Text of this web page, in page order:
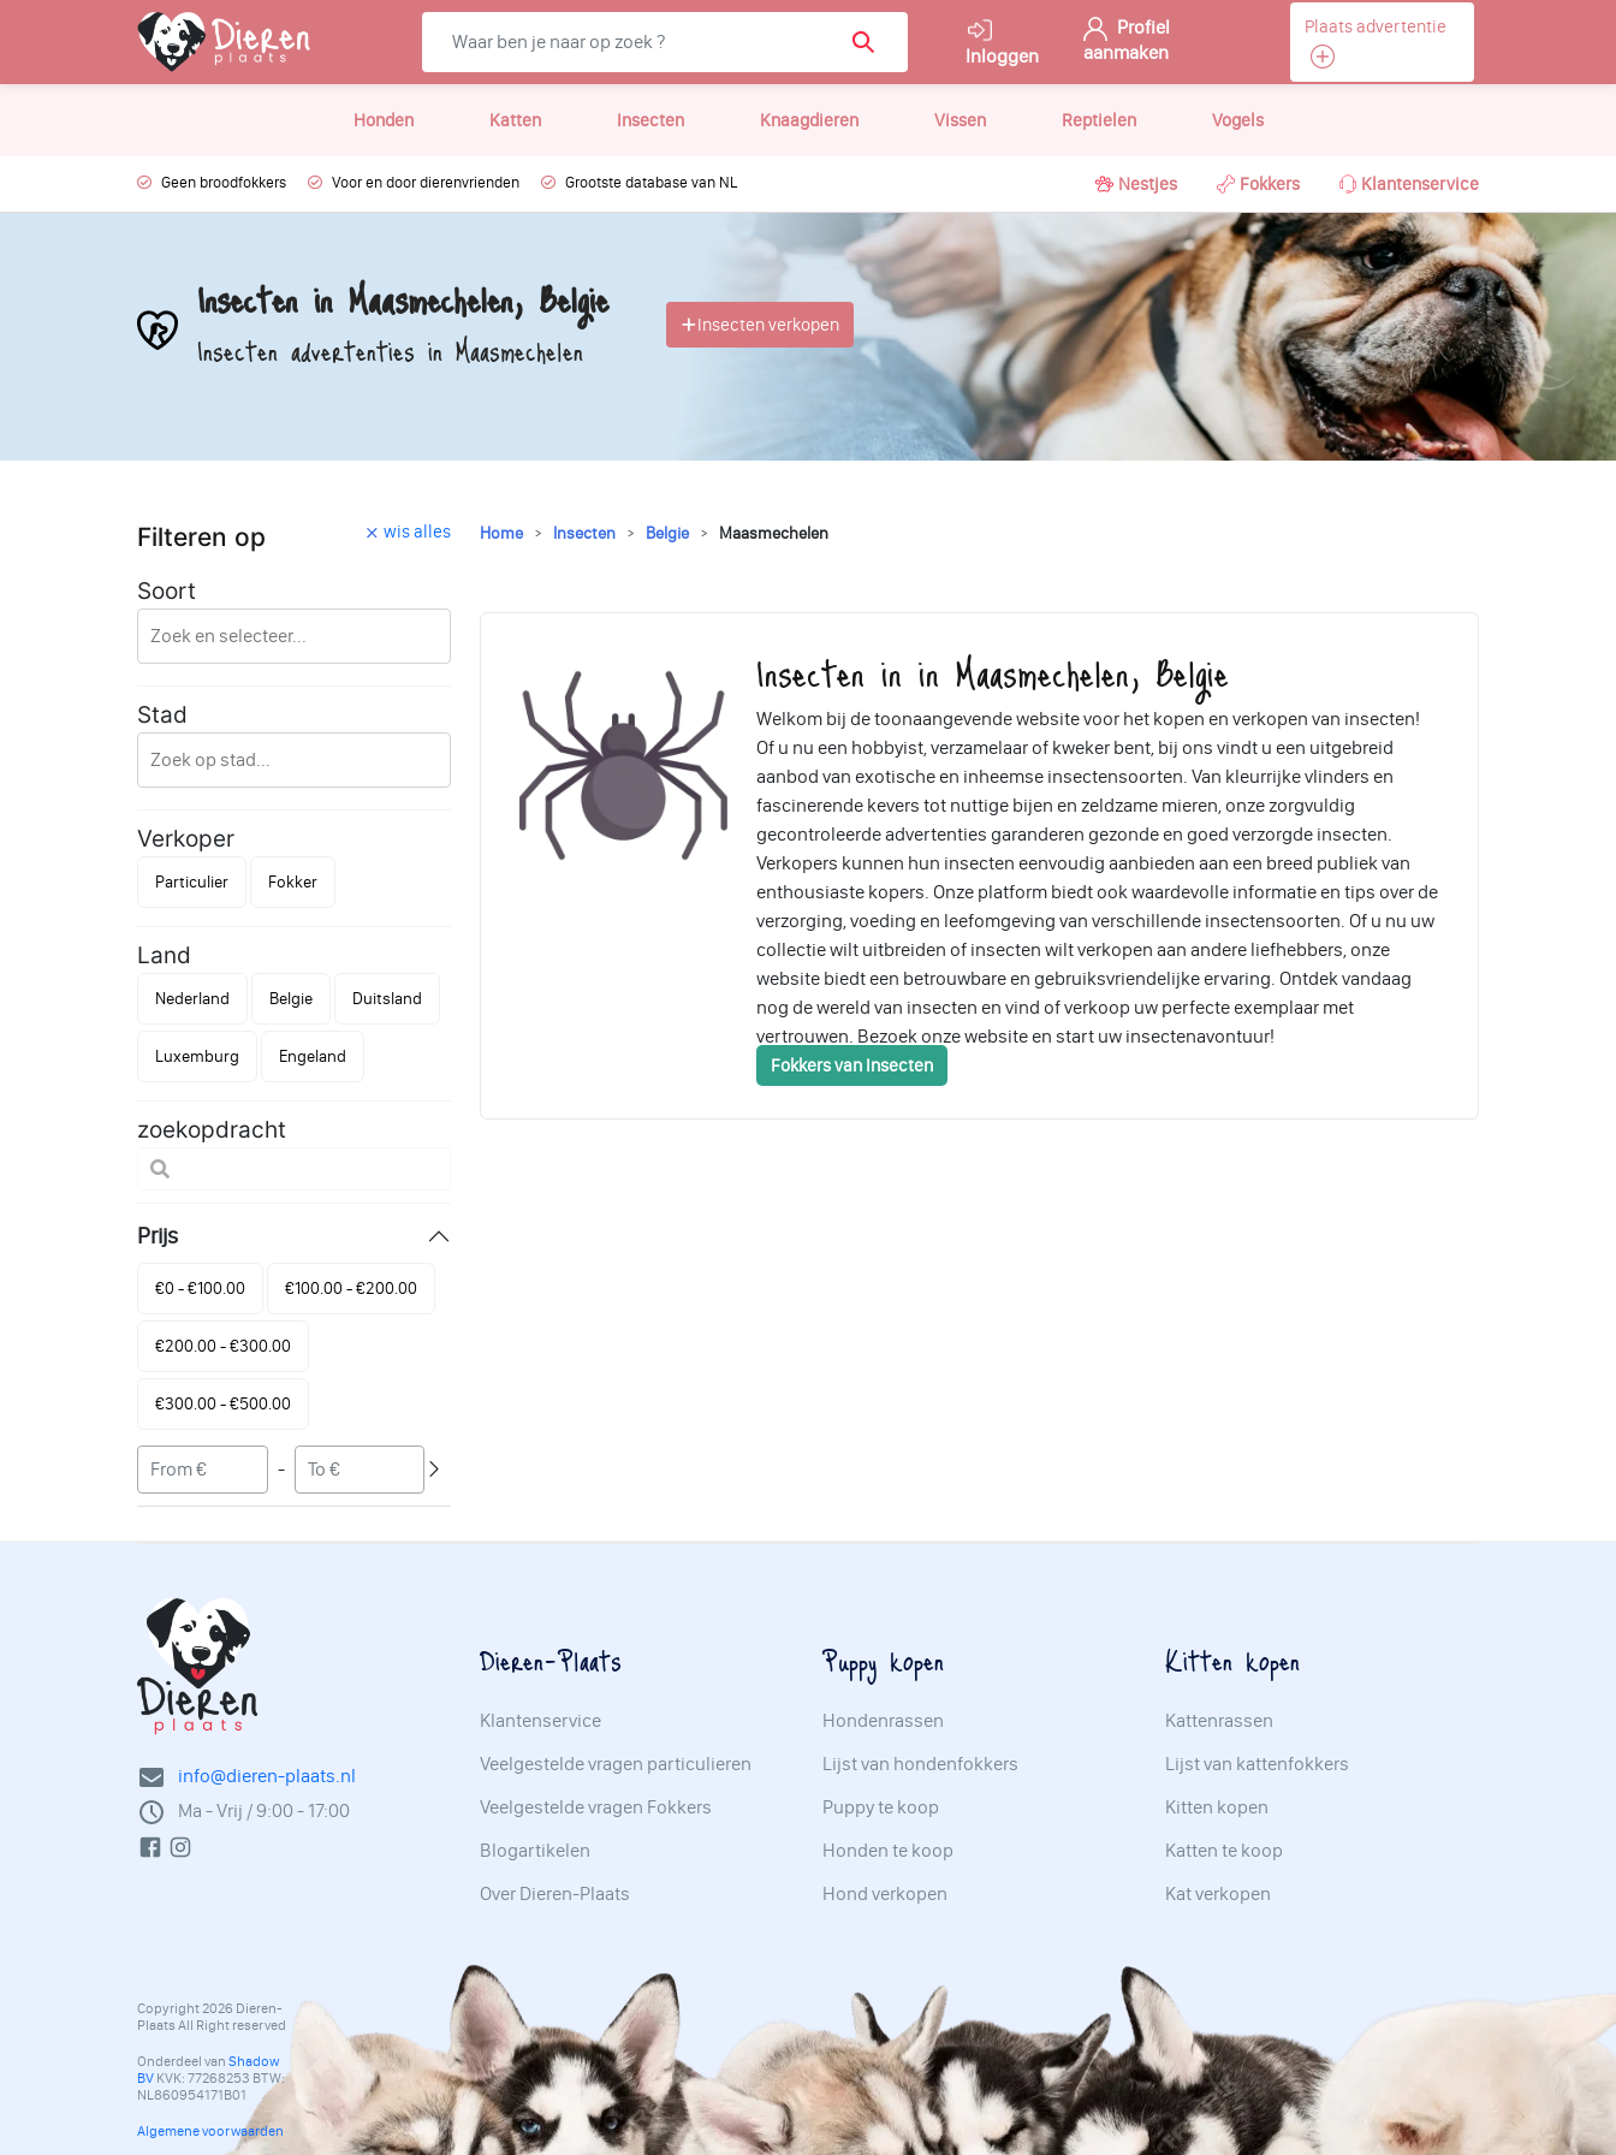
Inloggen
Profiel
aanmaken
Plaats advertentie
Honden Katten Insecten Knaagdieren Vissen Reptielen Vogels
Geen broodfokkers Voor en door dierenvrienden Grootste database van NL Nestjes Fokkers Klantenservice
Insecten in Maasmechelen, Belgie
Insecten advertenties in Maasmechelen Insecten verkopen
Filteren op wis alles
Soort
Stad
Verkoper
Particulier Fokker
Land
Nederland Belgie Duitsland
Luxemburg Engeland
zoekopdracht
Prijs
€0 - €100.00 €100.00 - €200.00
€200.00 - €300.00
€300.00 - €500.00
-
Home Insecten Belgie Maasmechelen
Insecten in in Maasmechelen, Belgie
Welkom bij de toonaangevende website voor het kopen en verkopen van insecten!
Of u nu een hobbyist, verzamelaar of kweker bent, bij ons vindt u een uitgebreid
aanbod van exotische en inheemse insectensoorten. Van kleurrijke vlinders en
fascinerende kevers tot nuttige bijen en zeldzame mieren, onze zorgvuldig
gecontroleerde advertenties garanderen gezonde en goed verzorgde insecten.
Verkopers kunnen hun insecten eenvoudig aanbieden aan een breed publiek van
enthousiaste kopers. Onze platform biedt ook waardevolle informatie en tips over de
verzorging, voeding en leefomgeving van verschillende insectensoorten. Of u nu uw
collectie wilt uitbreiden of insecten wilt verkopen aan andere liefhebbers, onze
website biedt een betrouwbare en gebruiksvriendelijke ervaring. Ontdek vandaag
nog de wereld van insecten en vind of verkoop uw perfecte exemplaar met
vertrouwen. Bezoek onze website en start uw insectenavontuur!
Fokkers van Insecten
info@dieren-plaats.nl
Ma - Vrij / 9:00 - 17:00
Copyright 2026 Dieren-
Plaats All Right reserved
Onderdeel van Shadow
BV KVK: 77268253 BTW:
NL860954171B01
Algemene voorwaarden
Dieren-Plaats
Klantenservice
Veelgestelde vragen particulieren
Veelgestelde vragen Fokkers
Blogartikelen
Over Dieren-Plaats
Puppy kopen
Hondenrassen
Lijst van hondenfokkers
Puppy te koop
Honden te koop
Hond verkopen
Kitten kopen
Kattenrassen
Lijst van kattenfokkers
Kitten kopen
Katten te koop
Kat verkopen